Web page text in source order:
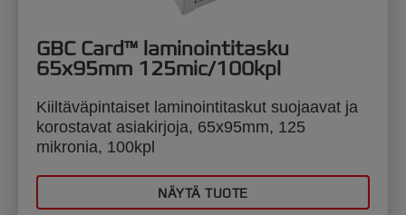
GBC Card™ laminointitasku
65x95mm 125mic/100kpl
Kiiltäväpintaiset laminointitaskut suojaavat ja
korostavat asiakirjoja, 65x95mm, 125
mikronia, 100kpl
NÄYTÄ TUOTE